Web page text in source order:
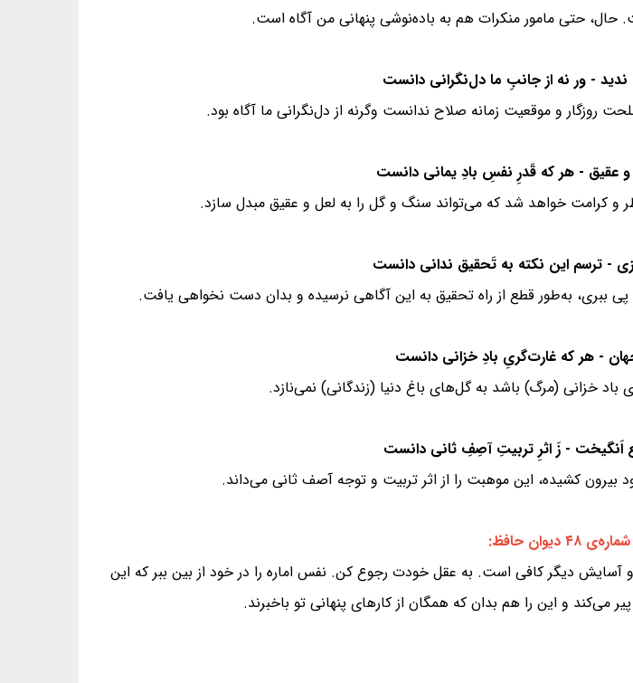
حتی مامور منکرات هم به باده‌نوشی پنهانی من آگاه است.
روزگار و موقعیت زمانه صلاح ندانست وگرنه از دل‌نگرانی ما آگاه بود.
و کرامت خواهد شد که می‌تواند سنگ و گل را به لعل و عقیق مبدل سازد.
پی ببری، به‌طور قطع از راه تحقیق به این آگاهی نرسیده و بدان دست نخواهی یافت.
خزانی (مرگ) باشد به گل‌های باغ دنیا (زندگانی) نمی‌نازد.
کشیده، این موهبت را از اثر تربیت و توجه آصف ثانی می‌داند.
حافظ:
دیگر کافی است. به عقل خودت رجوع کن. نفس اماره را در خود از بین ببر که این
می‌کند و این را هم بدان که همگان از کارهای پنهانی تو باخبرند.